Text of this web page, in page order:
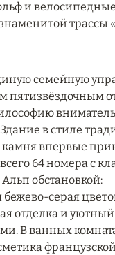
Courchevel
и
трассы
семейную
пятизвёздочным
в стиле
впервые
64 номера с
обстановкой:
серая
отделка и уютный
В ванных